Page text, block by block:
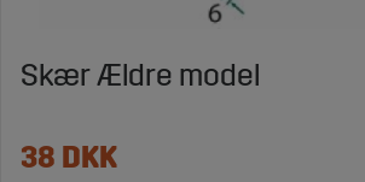
Skær Ældre model
38 DKK